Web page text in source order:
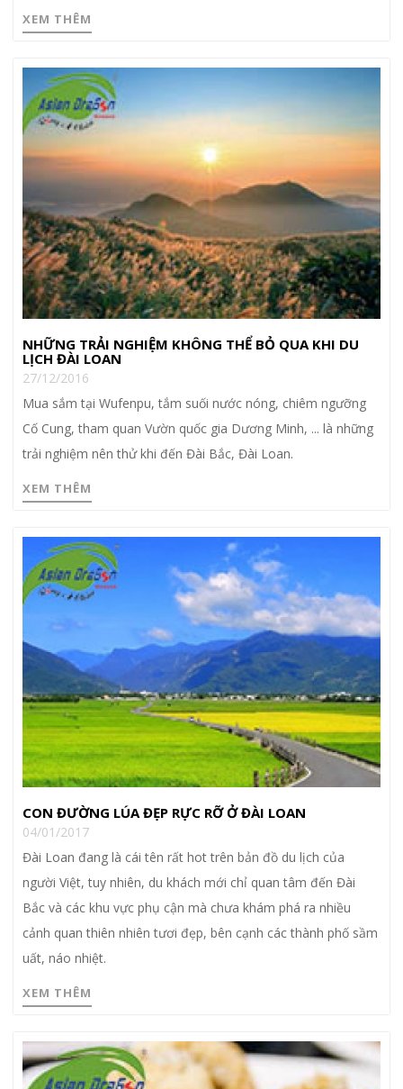
XEM THÊM
NHỮNG TRẢI NGHIỆM KHÔNG THỂ BỎ QUA KHI DU
LỊCH ĐÀI LOAN
27/12/2016
Mua sắm tại Wufenpu, tắm suối nước nóng, chiêm ngưỡng
Cố Cung, tham quan Vườn quốc gia Dương Minh, ... là những
trải nghiệm nên thử khi đến Đài Bắc, Đài Loan.
XEM THÊM
CON ĐƯỜNG LÚA ĐẸP RỰC RỠ Ở ĐÀI LOAN
04/01/2017
Đài Loan đang là cái tên rất hot trên bản đồ du lịch của
người Việt, tuy nhiên, du khách mới chỉ quan tâm đến Đài
Bắc và các khu vực phụ cận mà chưa khám phá ra nhiều
cảnh quan thiên nhiên tươi đẹp, bên cạnh các thành phố sầm
uất, náo nhiệt.
XEM THÊM